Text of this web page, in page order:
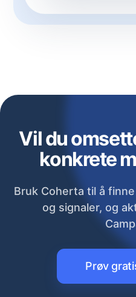
Vil du
konkrete
Bruk Coherta til å
og signaler, og
Prøv